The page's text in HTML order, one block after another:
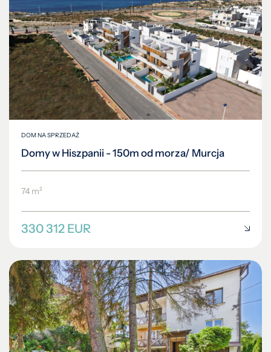
DOM NA SPRZEDAŻ
Domy w Hiszpanii - 150m od morza/ Murcja
74 m²
330 312 EUR